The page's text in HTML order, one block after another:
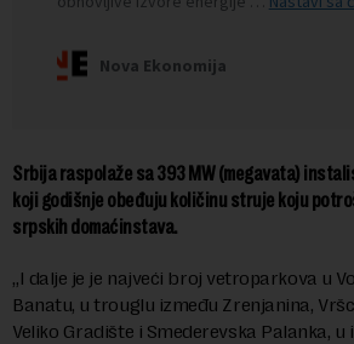
Srbija raspolaže sa 393 MW (megavata)
koji godišnje obeđuju količinu struje koju
srpskih domaćinstava.
„I dalje je je najveći broj vetroparkova u
Banatu, u trouglu između Zrenjanina,
Veliko Gradište i Smederevska Palanka,